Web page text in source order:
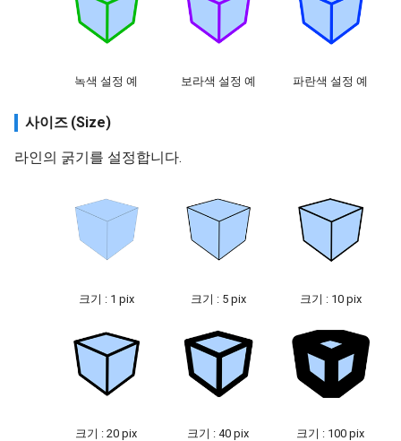
녹색 설정 예 보라색 설정 예 파란색 설정 예
사이즈 (Size)
라인의 굵기를 설정합니다.
크기 : 1 pix 크기 : 5 pix 크기 : 10 pix
크기 : 20 pix 크기 : 40 pix 크기 : 100 pix